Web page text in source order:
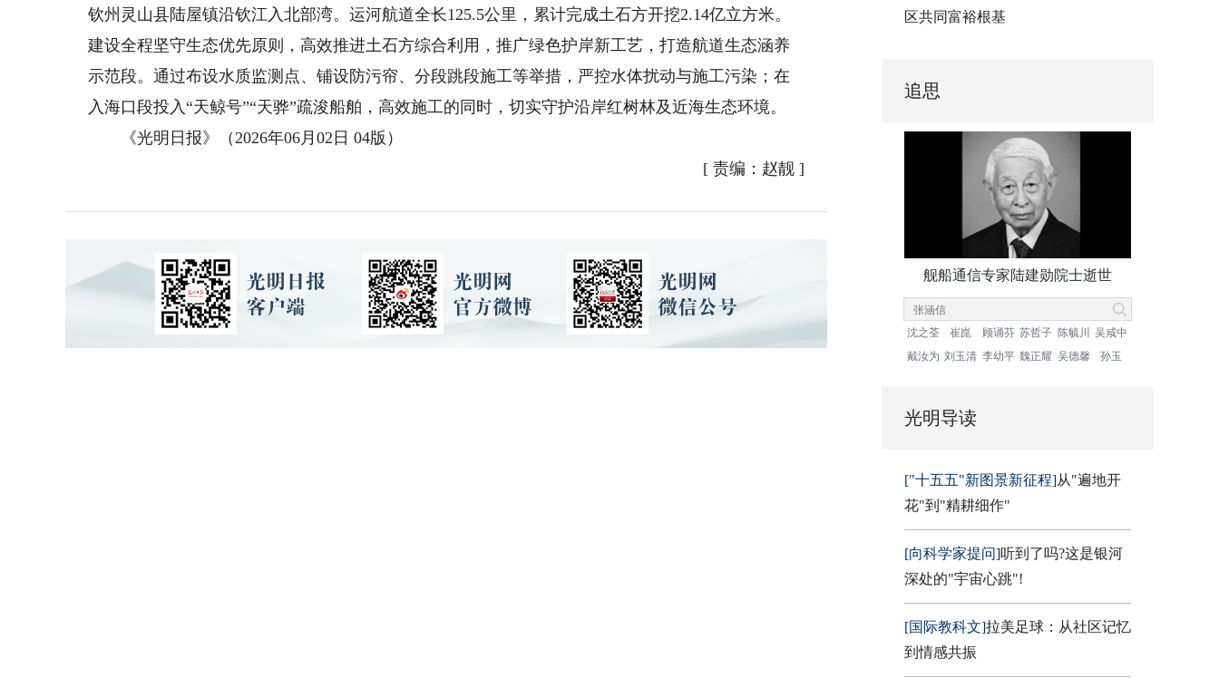
钦州灵山县陆屋镇沿钦江入北部湾。运河航道全长125.5公里，累计完成土石方开挖2.14亿立方米。
建设全程坚守生态优先原则，高效推进土石方综合利用，推广绿色护岸新工艺，打造航道生态涵养
示范段。通过布设水质监测点、铺设防污帘、分段跳段施工等举措，严控水体扰动与施工污染；在
入海口段投入“天鲸号”“天骅”疏浚船舶，高效施工的同时，切实守护沿岸红树林及近海生态环境。
《光明日报》（2026年06月02日 04版）
[ 责编：赵靓]
区共同富裕根基
追思
舰船通信专家陆建勋院士逝世
沈之荃 崔崑 顾诵芬 苏哲子 陈毓川
吴咸中
戴汝为 刘玉清 李幼平 魏正耀 吴德馨 孙玉
光明导读
["十五五"新图景新征程]从"遍地开
花"到"精耕细作"
[向科学家提问]听到了吗?这是银河
深处的"宇宙心跳"!
[国际教科文]拉美足球：从社区记忆
到情感共振